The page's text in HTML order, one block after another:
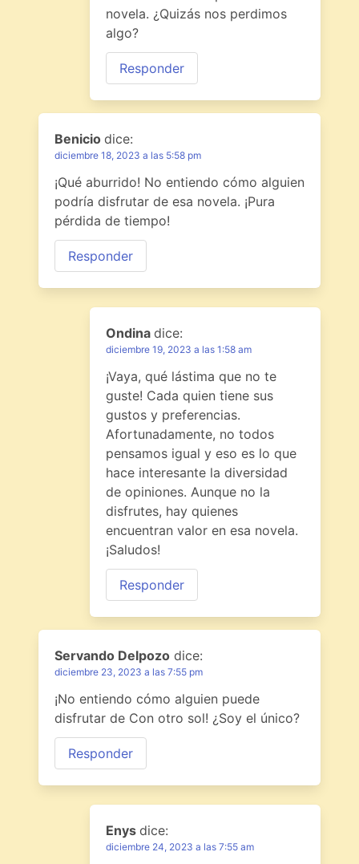
novela. ¿Quizás nos perdimos
algo?
Responder
Benicio dice:
diciembre 18, 2023 a las 5:58 pm
¡Qué aburrido! No entiendo cómo alguien
podría disfrutar de esa novela. ¡Pura
pérdida de tiempo!
Responder
Ondina dice:
diciembre 19, 2023 a las 1:58 am
¡Vaya, qué lástima que no te
guste! Cada quien tiene sus
gustos y preferencias.
Afortunadamente, no todos
pensamos igual y eso es lo que
hace interesante la diversidad
de opiniones. Aunque no la
disfrutes, hay quienes
encuentran valor en esa novela.
¡Saludos!
Responder
Servando Delpozo dice:
diciembre 23, 2023 a las 7:55 pm
¡No entiendo cómo alguien puede
disfrutar de Con otro sol! ¿Soy el único?
Responder
Enys dice:
diciembre 24, 2023 a las 7:55 am